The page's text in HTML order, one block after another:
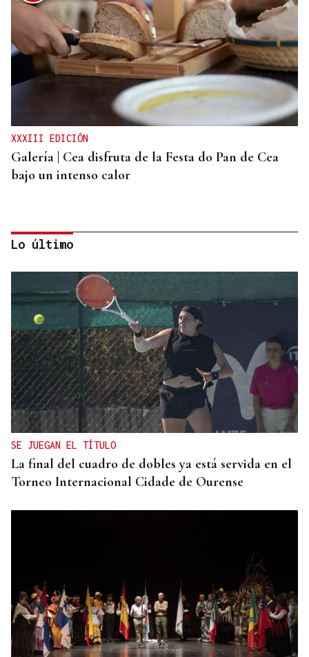
XXXIII EDICIÓN
Galería | Cea disfruta de la Festa do Pan de Cea
bajo un intenso calor
PINCHOS, MÚSICA Y MAGIA
Galería | Éxito rotundo de la XII Ruta dos Fornos
de Cea a pesar del sofocante calor
Lo último
SE JUEGAN EL TÍTULO
La final del cuadro de dobles ya está servida en el
Torneo Internacional Cidade de Ourense